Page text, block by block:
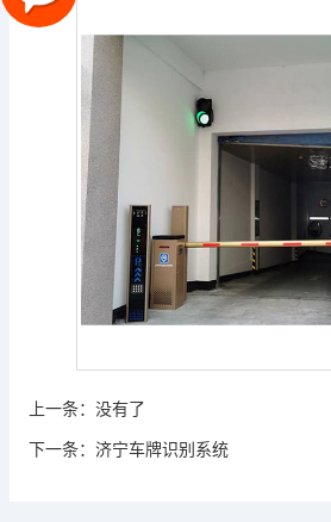
上一条： 没有了
下一条： 济宁车牌识别系统